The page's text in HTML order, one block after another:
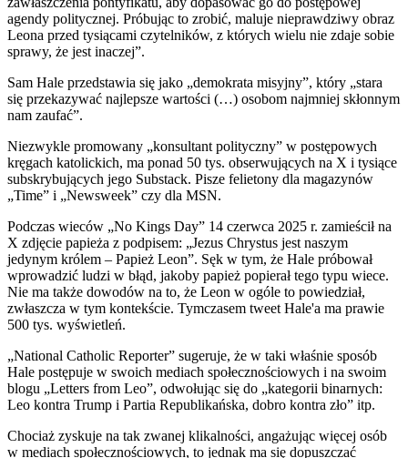
agendy politycznej. Próbując to zrobić, maluje nieprawdziwy obraz
Leona przed tysiącami czytelników, z których wielu nie zdaje sobie
sprawy, że jest inaczej”.
Sam Hale przedstawia się jako „demokrata misyjny”, który „stara
się przekazywać najlepsze wartości (…) osobom najmniej skłonnym
nam zaufać”.
Niezwykle promowany „konsultant polityczny” w postępowych
kręgach katolickich, ma ponad 50 tys. obserwujących na X i tysiące
subskrybujących jego Substack. Pisze felietony dla magazynów
„Time” i „Newsweek” czy dla MSN.
Podczas wieców „No Kings Day” 14 czerwca 2025 r. zamieścił na
X zdjęcie papieża z podpisem: „Jezus Chrystus jest naszym
jedynym królem – Papież Leon”. Sęk w tym, że Hale próbował
wprowadzić ludzi w błąd, jakoby papież popierał tego typu wiece.
Nie ma także dowodów na to, że Leon w ogóle to powiedział,
zwłaszcza w tym kontekście. Tymczasem tweet Hale'a ma prawie
500 tys. wyświetleń.
„National Catholic Reporter” sugeruje, że w taki właśnie sposób
Hale postępuje w swoich mediach społecznościowych i na swoim
blogu „Letters from Leo”, odwołując się do „kategorii binarnych:
Leo kontra Trump i Partia Republikańska, dobro kontra zło” itp.
Chociaż zyskuje na tak zwanej klikalności, angażując więcej osób
w mediach społecznościowych, to jednak ma się dopuszczać